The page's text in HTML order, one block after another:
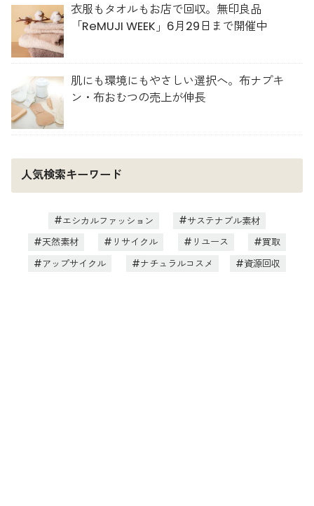
衣服もタオルもお店で回収。無印良品
「ReMUJI WEEK」6月29日まで開催中
肌にも環境にもやさしい選択へ。布ナプキ
ン・布おむつの売上が伸長
人気検索キーワード
エシカルファッション
サステナブル素材
天然素材
リサイクル リユース
買取
アップサイクル
ナチュラルコスメ 資源回収